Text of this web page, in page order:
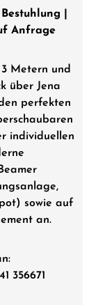
|
Anfrage
Metern und
über Jena
perfekten
individuellen
sowie auf
an.
356671